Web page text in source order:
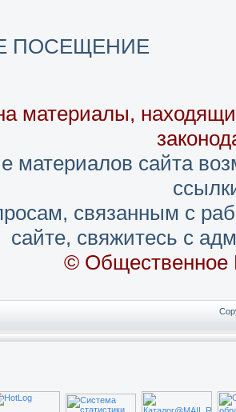
ПОСЕЩЕНИЕ
материалы,
материалов сайта
связанным с
сайте, свяжитесь с
© Общественное